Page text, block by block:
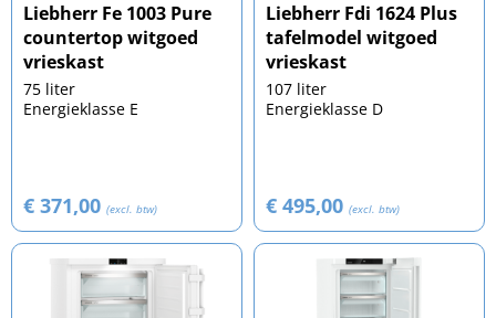
Liebherr Fe 1003 Pure
countertop witgoed
vrieskast
75 liter
Energieklasse E
€ 371,00 (excl. btw)
Liebherr Fdi 1624 Plus
tafelmodel witgoed
vrieskast
107 liter
Energieklasse D
€ 495,00 (excl. btw)